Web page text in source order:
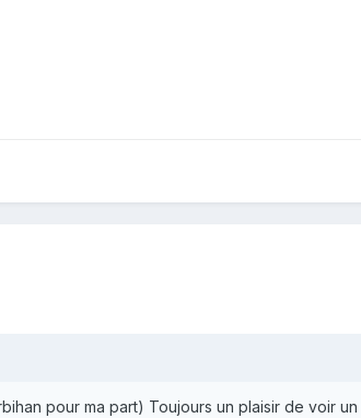
pour ma part) Toujours un plaisir de voir